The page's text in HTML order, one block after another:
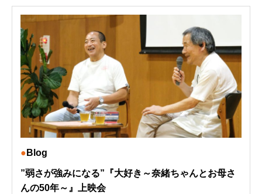
Blog
”弱さが強みになる”『大好き～奈緒ちゃんとお母さ
んの50年～』上映会